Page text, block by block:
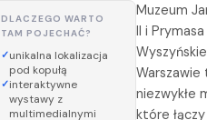
DLACZEGO WARTO
TAM POJECHAĆ?
unikalna lokalizacja
pod kopułą
interaktywne
wystawy z
multimedialnymi
Muzeum
II i Prymasa
Warszawie
niezwykłe
które łączy